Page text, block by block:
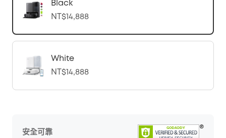
Black
NT$14,888
White
NT$14,888
安全可靠